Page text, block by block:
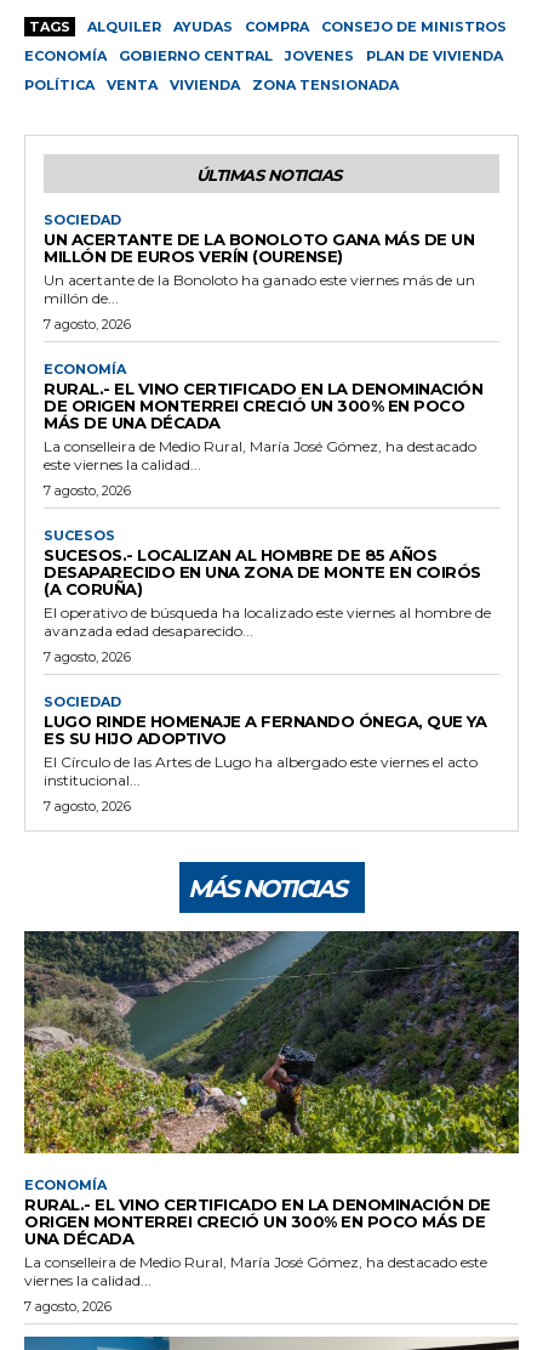
TAGS ALQUILER AYUDAS COMPRA
CONSEJO DE MINISTROS
ECONOMÍA
GOBIERNO CENTRAL JOVENES
PLAN DE VIVIENDA
POLÍTICA
VENTA VIVIENDA ZONA TENSIONADA
ÚLTIMAS NOTICIAS
SOCIEDAD
UN ACERTANTE DE LA BONOLOTO GANA MÁS DE UN
MILLÓN DE EUROS VERÍN (OURENSE)
Un acertante de la Bonoloto ha ganado este viernes más de un
millón de...
7 agosto, 2026
ECONOMÍA
RURAL.- EL VINO CERTIFICADO EN LA DENOMINACIÓN
DE ORIGEN MONTERREI CRECIÓ UN 300% EN POCO
MÁS DE UNA DÉCADA
La conselleira de Medio Rural, María José Gómez, ha destacado
este viernes la calidad...
7 agosto, 2026
SUCESOS
SUCESOS.- LOCALIZAN AL HOMBRE DE 85 AÑOS
DESAPARECIDO EN UNA ZONA DE MONTE EN COIRÓS
(A CORUÑA)
El operativo de búsqueda ha localizado este viernes al hombre de
avanzada edad desaparecido...
7 agosto, 2026
SOCIEDAD
LUGO RINDE HOMENAJE A FERNANDO ÓNEGA, QUE YA
ES SU HIJO ADOPTIVO
El Círculo de las Artes de Lugo ha albergado este viernes el acto
institucional...
7 agosto, 2026
MÁS NOTICIAS
ECONOMÍA
RURAL.- EL VINO CERTIFICADO EN LA DENOMINACIÓN DE
ORIGEN MONTERREI CRECIÓ UN 300% EN POCO MÁS DE
UNA DÉCADA
La conselleira de Medio Rural, María José Gómez, ha destacado este
viernes la calidad...
7 agosto, 2026